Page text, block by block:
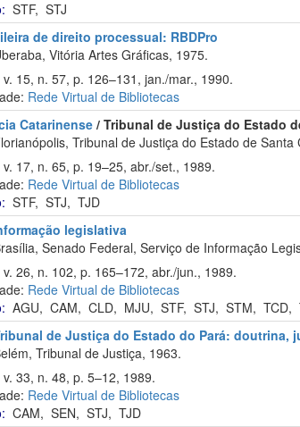
STF,STJ
de direito processual: RBDPro
Vitória Artes Gráficas, 1975.
15, n. 57, p. 126–131, jan./mar., 1990.
Rede Virtual de Bibliotecas
Catarinense/ Tribunal de Justiça do Estado
Tribunal de Justiça do Estado de Santa
17, n. 65, p. 19–25, abr./set., 1989.
Rede Virtual de Bibliotecas
STF,STJ,TJD
legislativa
Senado Federal, Serviço de Informação
26, n. 102, p. 165–172, abr./jun., 1989.
Rede Virtual de Bibliotecas
AGU,CAM,CLD, MJU,STF,STJ,STM,TCD,
de Justiça do Estado do Pará: doutrina,
Tribunal de Justiça, 1963.
33, n. 48, p. 5–12, 1989.
Rede Virtual de Bibliotecas
CAM,SEN,STJ,TJD